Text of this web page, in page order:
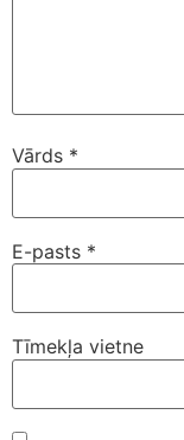
Vārds *
E-pasts *
Tīmekļa vietne